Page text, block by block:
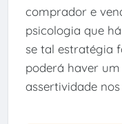
comprador e
psicologia que
se tal estratégia
poderá haver
assertividade